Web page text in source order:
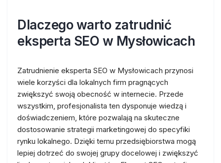
Dlaczego warto zatrudnić
eksperta SEO w Mysłowicach
Zatrudnienie eksperta SEO w Mysłowicach przynosi
wiele korzyści dla lokalnych firm pragnących
zwiększyć swoją obecność w internecie. Przede
wszystkim, profesjonalista ten dysponuje wiedzą i
doświadczeniem, które pozwalają na skuteczne
dostosowanie strategii marketingowej do specyfiki
rynku lokalnego. Dzięki temu przedsiębiorstwa mogą
lepiej dotrzeć do swojej grupy docelowej i zwiększyć